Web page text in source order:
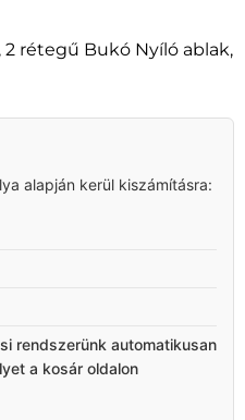
, 2 rétegű Bukó Nyíló ablak,
alapján kerül kiszámításra:
rendszerünk automatikusan
a kosár oldalon